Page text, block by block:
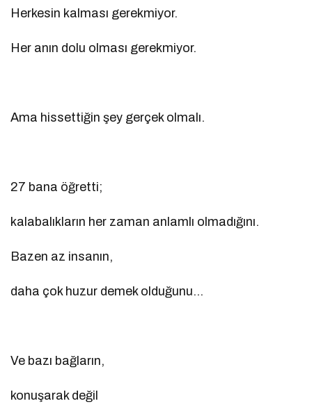
Herkesin kalması gerekmiyor.
Her anın dolu olması gerekmiyor.
Ama hissettiğin şey gerçek olmalı.
27 bana öğretti;
kalabalıkların her zaman anlamlı olmadığını.
Bazen az insanın,
daha çok huzur demek olduğunu…
Ve bazı bağların,
konuşarak değil